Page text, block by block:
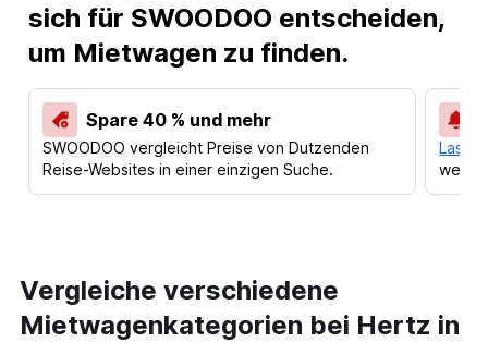
sich für SWOODOO entscheiden,
um Mietwagen zu finden.
Spare 40 % und mehr
SWOODOO vergleicht Preise von Dutzenden
Reise-Websites in einer einzigen Suche.
Lass
Vergleiche verschiedene
Mietwagenkategorien bei Hertz in